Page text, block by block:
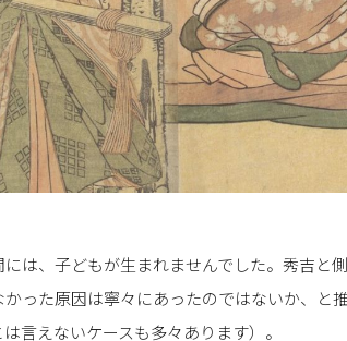
は、子どもが生まれませんでした。秀吉と
った原因は寧々にあったのではないか、と
言えないケースも多々あります）。